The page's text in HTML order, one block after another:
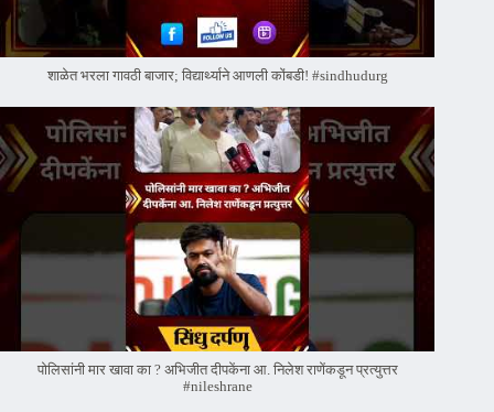
शाळेत भरला गावठी बाजार; विद्यार्थ्याने आणली कोंबडी! #sindhudurg
पोलिसांनी मार खावा का ? अभिजीत दीपकेंना आ. निलेश राणेंकडून प्रत्युत्तर
#nileshrane